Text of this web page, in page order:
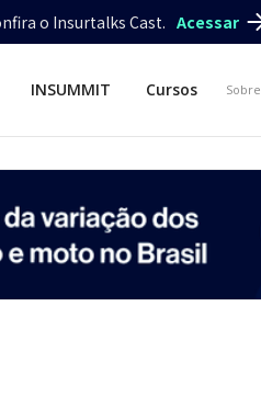
o Insurtalks Cast. Acessar
INSUMMIT Cursos Sobre